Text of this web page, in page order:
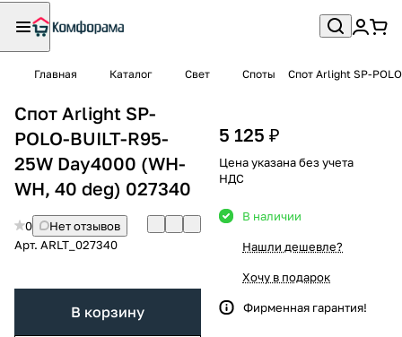
Главная Каталог Свет Споты Спот Arlight SP-
Спот Arlight SP-
POLO-BUILT-R95-
25W Day4000 (WH-
WH, 40 deg) 027340
0
Нет отзывов
Арт. ARLT_027340
В корзину
5 125 ₽
Цена указана без учета
НДС
В наличии
Нашли дешевле?
Хочу в подарок
Фирменная гарантия!